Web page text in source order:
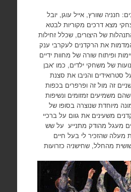
חנניה שוורץ, אייל עוגן, יובל
מצא דרכים מקוריות לבטא
של היצורים, שכלל זחילות
את הרקדנים לעקרבי ענק
ופיתוח שורה של מחוות ידיים
של משחקי ילדים, כמו 'אבן
סטרואידים והניבו את סצנת
זה מול זה ופרפרים בכפות
משמיעים זמזומים ונשיפות
מיוחדת שנוצרה בסופו של
משעינים את גוום על ברכיי
מעגל מהודק מתנייע על שש
מעלה שהזכיר לי בעל חיים
מהחלל, שחישניה כזרועות